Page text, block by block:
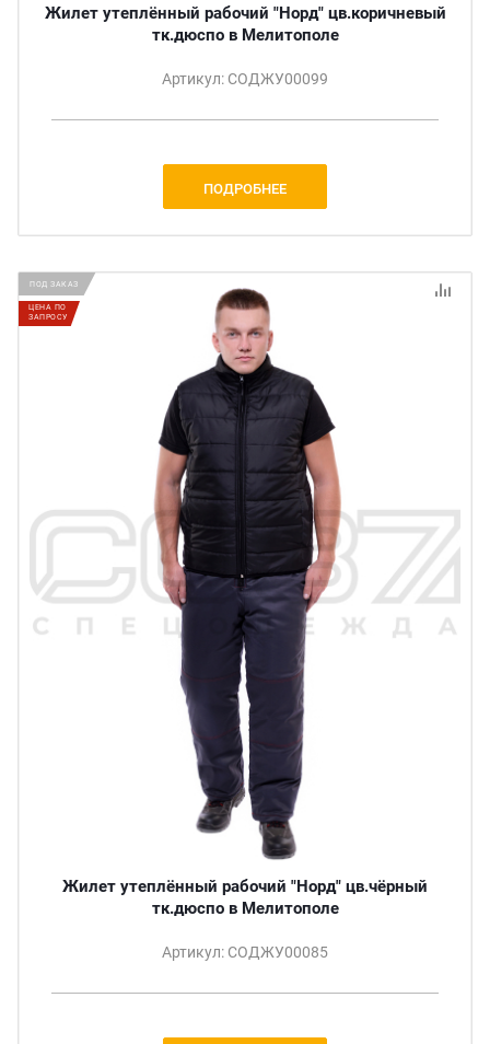
Жилет утеплённый рабочий "Норд" цв.коричневый
тк.дюспо в Мелитополе
Артикул: СОДЖУ00099
ПОДРОБНЕЕ
ПОД ЗАКАЗ
ЦЕНА ПО
ЗАПРОСУ
Жилет утеплённый рабочий "Норд" цв.чёрный
тк.дюспо в Мелитополе
Артикул: СОДЖУ00085